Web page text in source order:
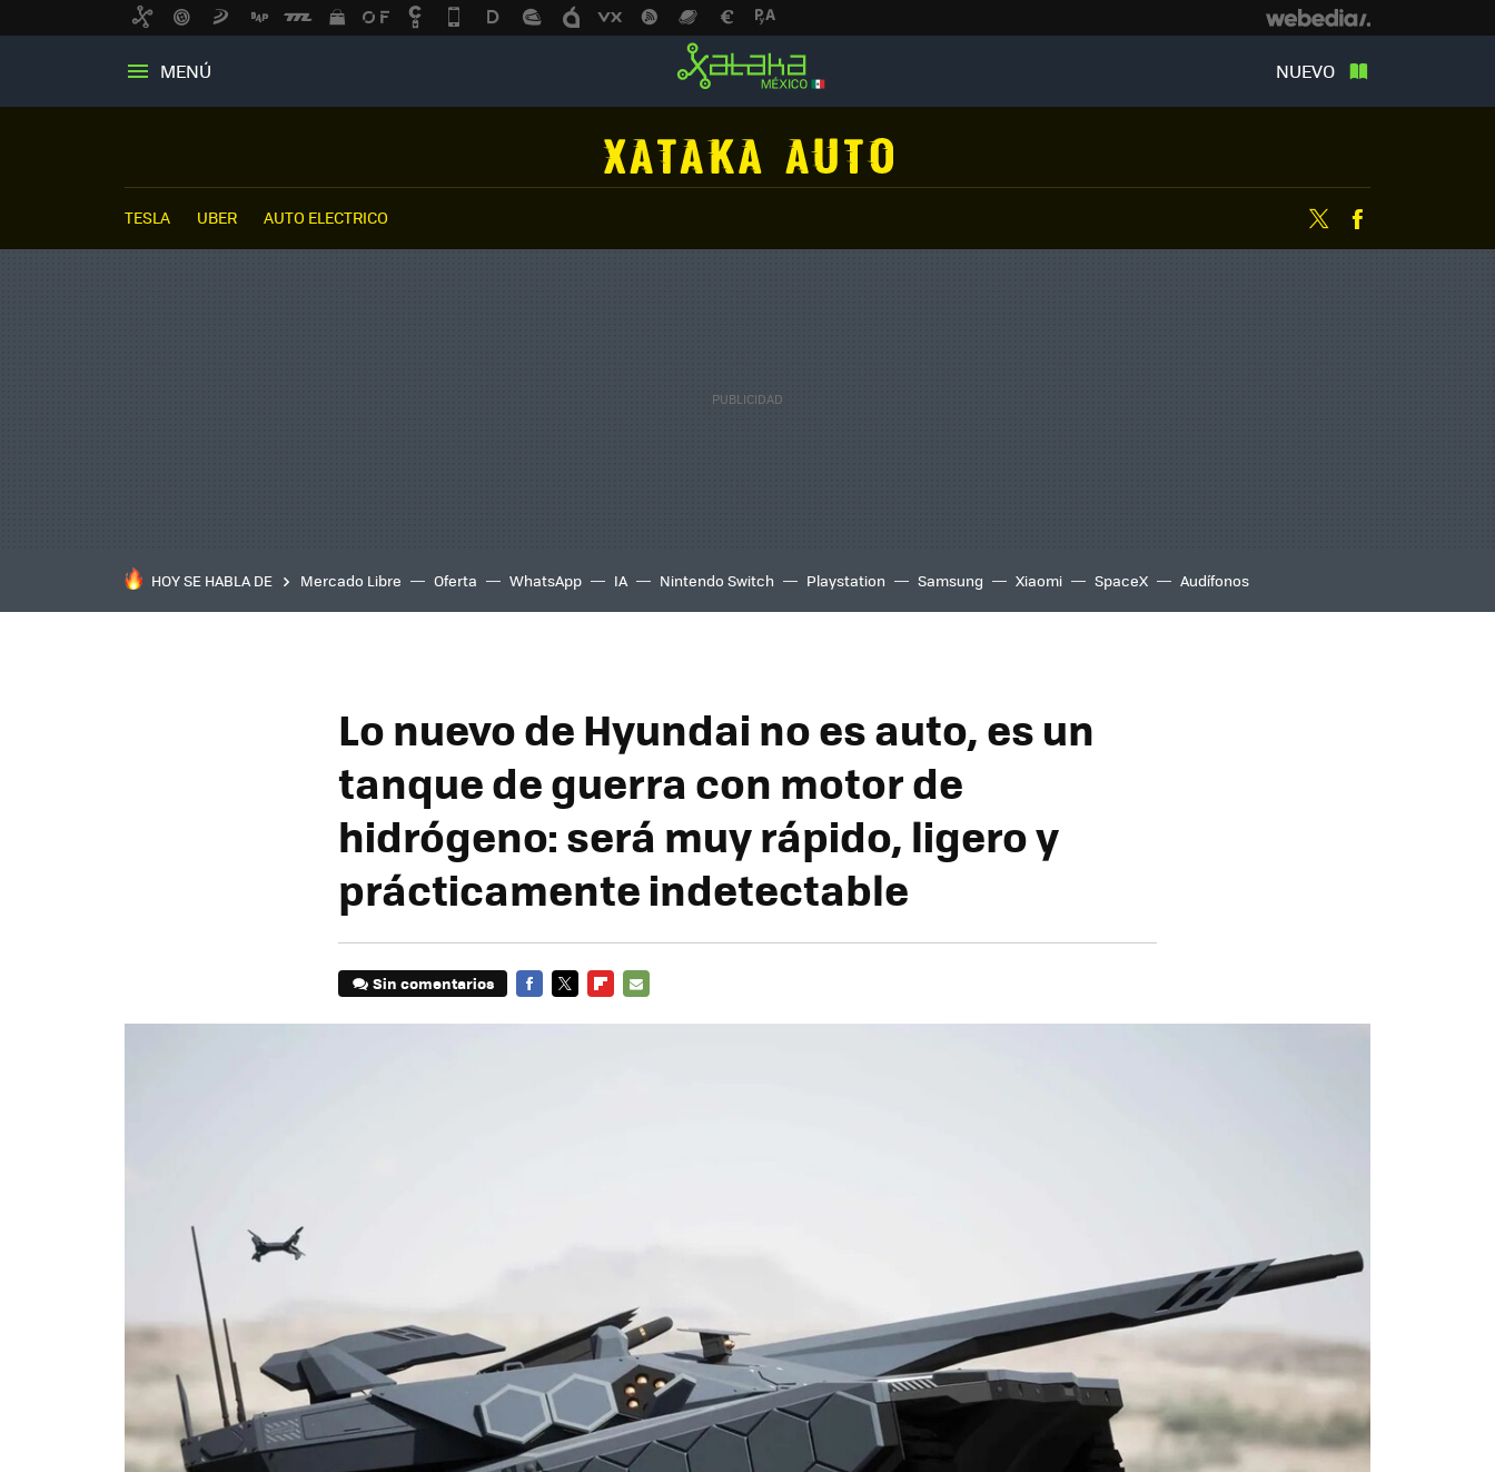
MENÚ NUEVO
TESLA UBER AUTO ELECTRICO Twitter
HOY SE HABLA DE Mercado Libre Oferta WhatsApp IA Nintendo Switch Playstation Samsung Xiaomi SpaceX Audífonos
Lo nuevo de Hyundai no es auto, es un
tanque de guerra con motor de
hidrógeno: será muy rápido, ligero y
prácticamente indetectable
Sin comentarios